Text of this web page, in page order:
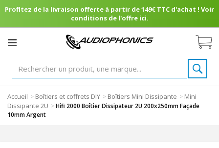
Profitez de la livraison offerte à partir de 149€ TTC d'achat ! Voir
conditions de l'offre ici.
Accueil > Boîtiers et coffrets DIY > Boîtiers Mini Dissipante > Mini
Dissipante 2U >Hifi 2000 Boîtier Dissipateur 2U 200x250mm Façade
10mm Argent